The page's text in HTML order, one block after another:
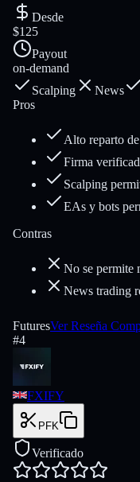
Desde
$125
Payout
on-demand
Scalping
News
Pros
Alto reparto
Firma
Scalping
EAs y bots
Contras
No se permite
News trading
FuturesVer Reseña
#4
FXIFY
PFK
Verificado